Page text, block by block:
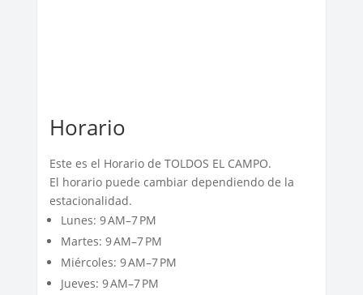
Horario
Este es el Horario de TOLDOS EL CAMPO.
El horario puede cambiar dependiendo de la
estacionalidad.
Lunes: 9 AM–7 PM
Martes: 9 AM–7 PM
Miércoles: 9 AM–7 PM
Jueves: 9 AM–7 PM